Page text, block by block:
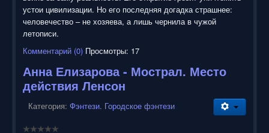
устои цивилизации. Но его последняя догадка страшнее:
человечество – не хозяева, а лишь чернила в чужой
летописи.
Комментарий (0) Просмотры: 17
Анна Елизарова - Мострал. Место
действия Ленсон
Категория: Фэнтези. Городское фэнтези